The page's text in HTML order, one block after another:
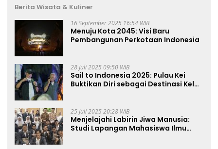
Berita Wisata & Kuliner
16 September 2025 16:54 WIB
Menuju Kota 2045: Visi Baru
Pembangunan Perkotaan Indonesia
28 Juli 2025 09:50 WIB
Sail to Indonesia 2025: Pulau Kei
Buktikan Diri sebagai Destinasi Kelas
25 Juli 2025 20:28 WIB
Menjelajahi Labirin Jiwa Manusia:
Studi Lapangan Mahasiswa Ilmu